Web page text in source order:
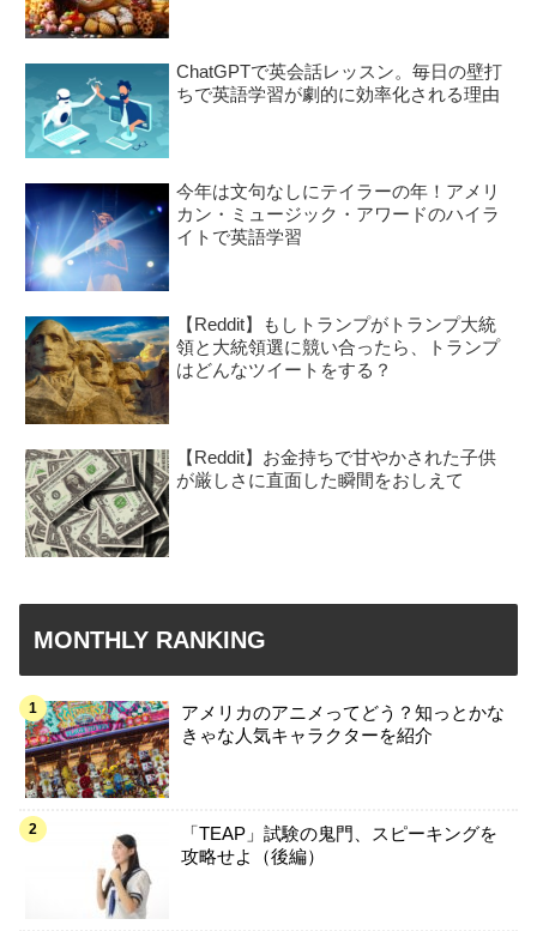
ChatGPTで英会話レッスン。毎日の壁打
ちで英語学習が劇的に効率化される理由
今年は文句なしにテイラーの年！アメリ
カン・ミュージック・アワードのハイラ
イトで英語学習
【Reddit】もしトランプがトランプ大統
領と大統領選に競い合ったら、トランプ
はどんなツイートをする？
【Reddit】お金持ちで甘やかされた子供
が厳しさに直面した瞬間をおしえて
MONTHLY RANKING
アメリカのアニメってどう？知っとかな
きゃな人気キャラクターを紹介
「TEAP」試験の鬼門、スピーキングを
攻略せよ（後編）